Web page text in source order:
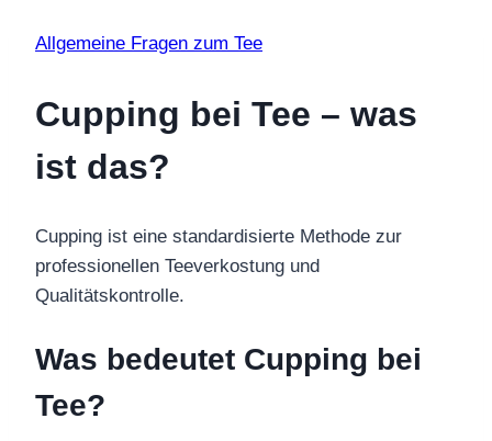
Allgemeine Fragen zum Tee
Cupping bei Tee – was
ist das?
Cupping ist eine standardisierte Methode zur
professionellen Teeverkostung und
Qualitätskontrolle.
Was bedeutet Cupping bei
Tee?